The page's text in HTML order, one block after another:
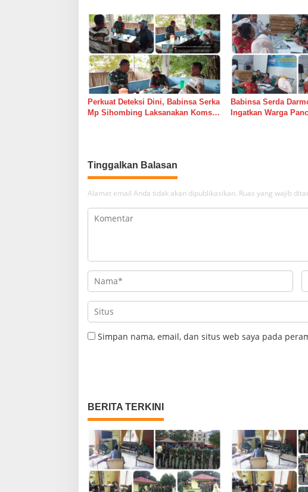
Perkuat Deteksi Dini, Babinsa Serka
Mp Sihombing Laksanakan Komsos
Babinsa Serda
Ingatkan Warga
Tinggalkan Balasan
Alamat email Anda tidak akan dipublikasikan. Ruas yang wajib
Simpan nama, email, dan situs web saya pada
BERITA TERKINI